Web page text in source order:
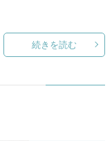
続きを読む